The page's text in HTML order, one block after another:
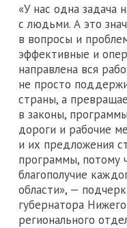
«У нас одна задача
с людьми. А это
в вопросы и
эффективные и
направлена вся
не просто
страны, а
в законы,
дороги и рабочие
и их предложения
программы, потому
благополучие
области», —
губернатора
регионального